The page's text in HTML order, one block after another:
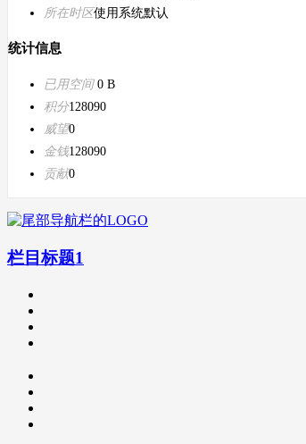
所在时区使用系统默认
统计信息
已用空间0 B
积分128090
威望0
金钱128090
贡献0
栏目标题1